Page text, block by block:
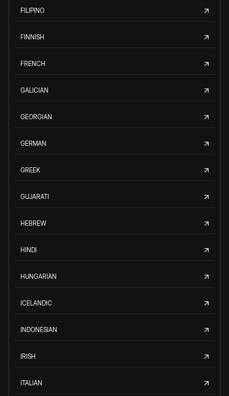
FILIPINO
FINNISH
FRENCH
GALICIAN
GEORGIAN
GERMAN
GREEK
GUJARATI
HEBREW
HINDI
HUNGARIAN
ICELANDIC
INDONESIAN
IRISH
ITALIAN